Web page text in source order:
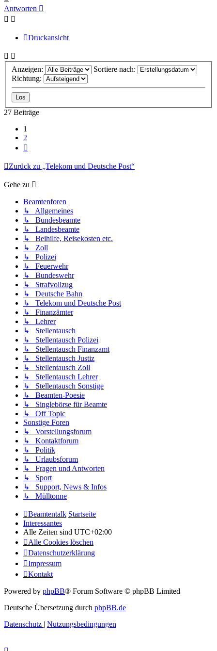
oben
Antworten
Druckansicht
Anzeigen:
Sortiere nach:
Richtung:
27 Beiträge
1
2
Zurück zu „Telekom und Deutsche Post“
Gehe zu
Beamtenforen
↳ Allgemeines
↳ Bundesbeamte
↳ Landesbeamte
↳ Beihilfe, Reisekosten etc.
↳ Zoll
↳ Polizei
↳ Feuerwehr
↳ Bundeswehr
↳ Strafvollzug
↳ Deutsche Bahn
↳ Telekom und Deutsche Post
↳ Finanzämter
↳ Lehrer
↳ Stellentausch
↳ Stellentausch Polizei
↳ Stellentausch Finanzamt
↳ Stellentausch Justiz
↳ Stellentausch Zoll
↳ Stellentausch Lehrer
↳ Stellentausch Sonstige
↳ Beamten-Poesie
↳ Singlebörse für Beamte
↳ Off Topic
Sonstige Foren
↳ Vorstellungsforum
↳ Kontaktforum
↳ Politik
↳ Urlaubsforum
↳ Fragen und Antworten
↳ Sport
↳ Support, News & Infos
↳ Mülltonne
Beamtentalk Startseite
Interessantes
Alle Zeiten sind UTC+02:00
Alle Cookies löschen
Datenschutzerklärung
Impressum
Kontakt
Powered by phpBB® Forum Software © phpBB Limited
Deutsche Übersetzung durch phpBB.de
Datenschutz | Nutzungsbedingungen